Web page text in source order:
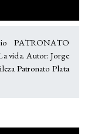
PATRONATO
vida. Autor: Jorge
Patronato Plata